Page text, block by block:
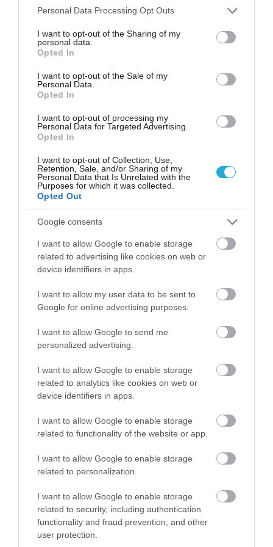
Please note that this website/app uses one or more Google
not limited to your visit or usage behaviour. You may click to
grant or deny consent to Google and its third-party tags to
use your data for below specified purposes in below Google
consent section.
Personal Data Processing Opt Outs
I want to opt-out of the Sharing of my
personal data.
Opted In
I want to opt-out of the Sale of my
Personal Data.
Opted In
I want to opt-out of processing my
Personal Data for Targeted Advertising.
Opted In
I want to opt-out of Collection, Use,
Retention, Sale, and/or Sharing of my
Personal Data that Is Unrelated with the
Purposes for which it was collected.
Opted Out
Google consents
I want to allow Google to enable storage
related to advertising like cookies on web or
device identifiers in apps.
I want to allow my user data to be sent to
Google for online advertising purposes.
I want to allow Google to send me
personalized advertising.
I want to allow Google to enable storage
related to analytics like cookies on web or
device identifiers in apps.
I want to allow Google to enable storage
related to functionality of the website or app.
I want to allow Google to enable storage
related to personalization.
I want to allow Google to enable storage
related to security, including authentication
functionality and fraud prevention, and other
user protection.
Πότε πρέπει να ανησυχήσετε
ΠΕΡΙΣΣΟΤΕΡΑ
08.08.2026 21:06
Γιατί το μέλι δεν χαλάει σχεδόν
ποτέ; – Η επιστήμη δίνει την
απάντηση
Πώς πρέπει να αποθηκεύεται